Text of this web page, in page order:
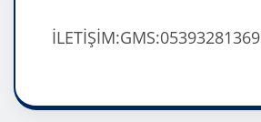
İLETİŞİM:GMS:05393281369